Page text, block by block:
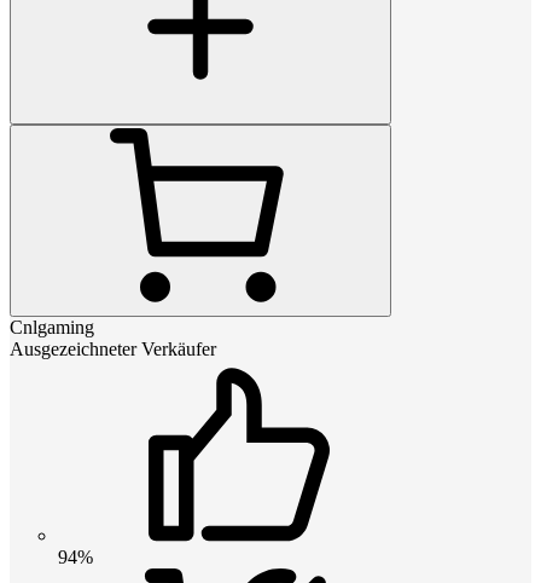
Cnlgaming
Ausgezeichneter Verkäufer
94%